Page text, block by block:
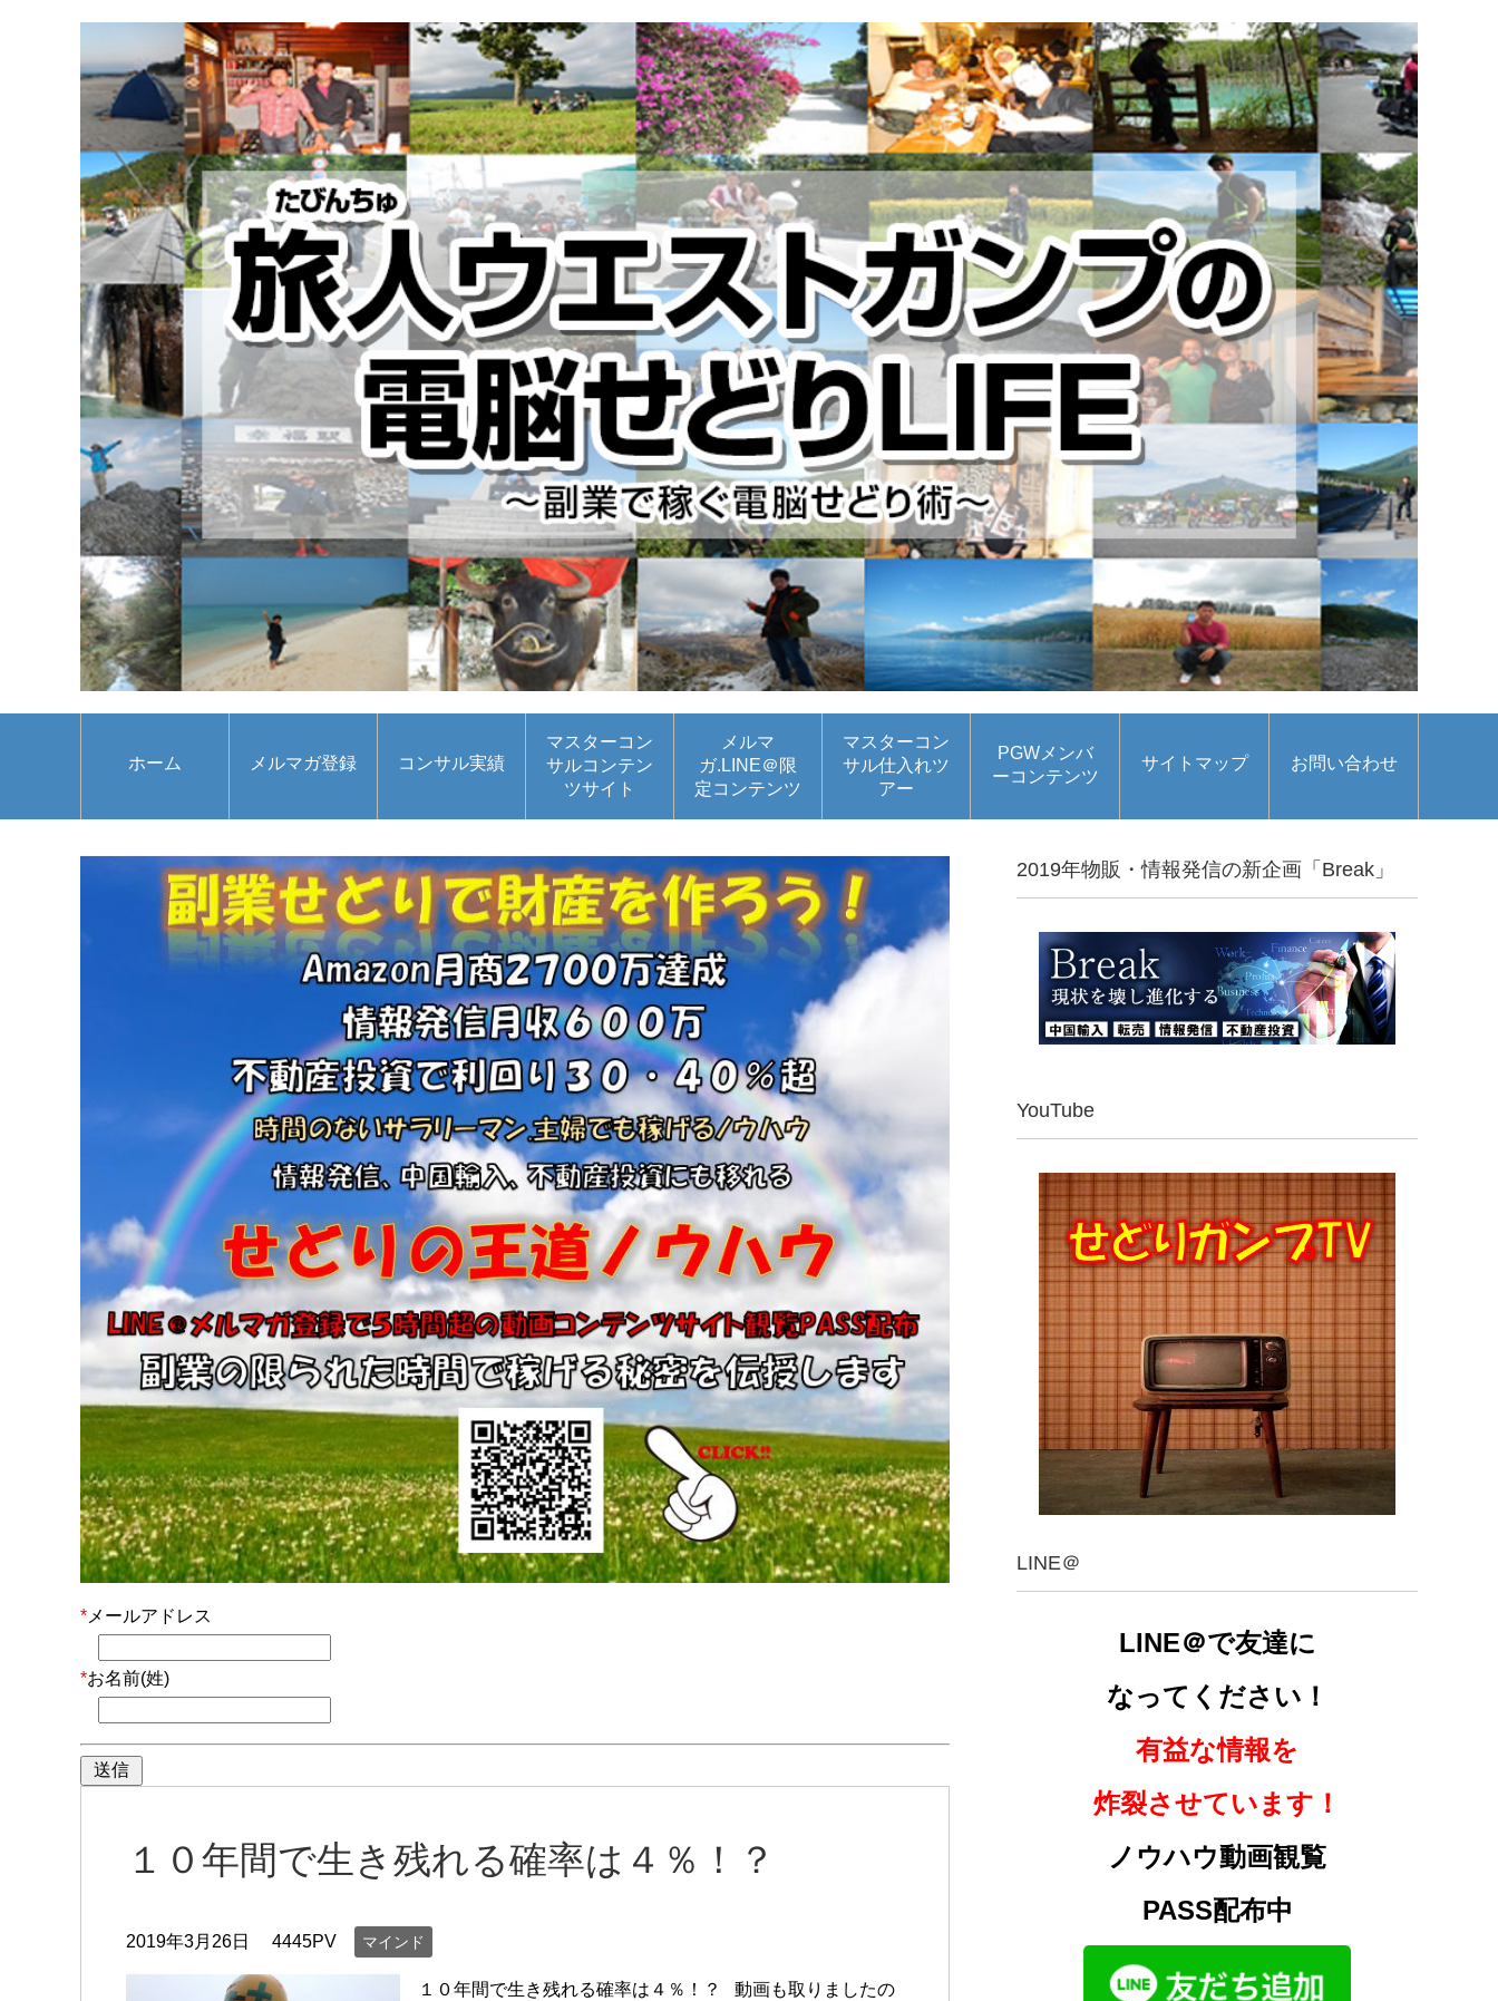
ホーム メルマガ登録 コンサル実績
マスターコン
サルコンテン
ツサイト
メルマ
ガ.LINE＠限
定コンテンツ
マスターコン
サル仕入れツ
アー
PGWメンバ
ーコンテンツ
サイトマップ お問い合わせ
* メールアドレス
*お名前(姓)
１０年間で生き残れる確率は４％！？
2019年3月26日 4445PV マインド
１０年間で生き残れる確率は４％！？ 動画も取りましたの
2019年物販・情報発信の新企画「Break」
YouTube
LINE＠
LINE＠で友達に
なってください！
有益な情報を
炸裂させています！
ノウハウ動画観覧
PASS配布中